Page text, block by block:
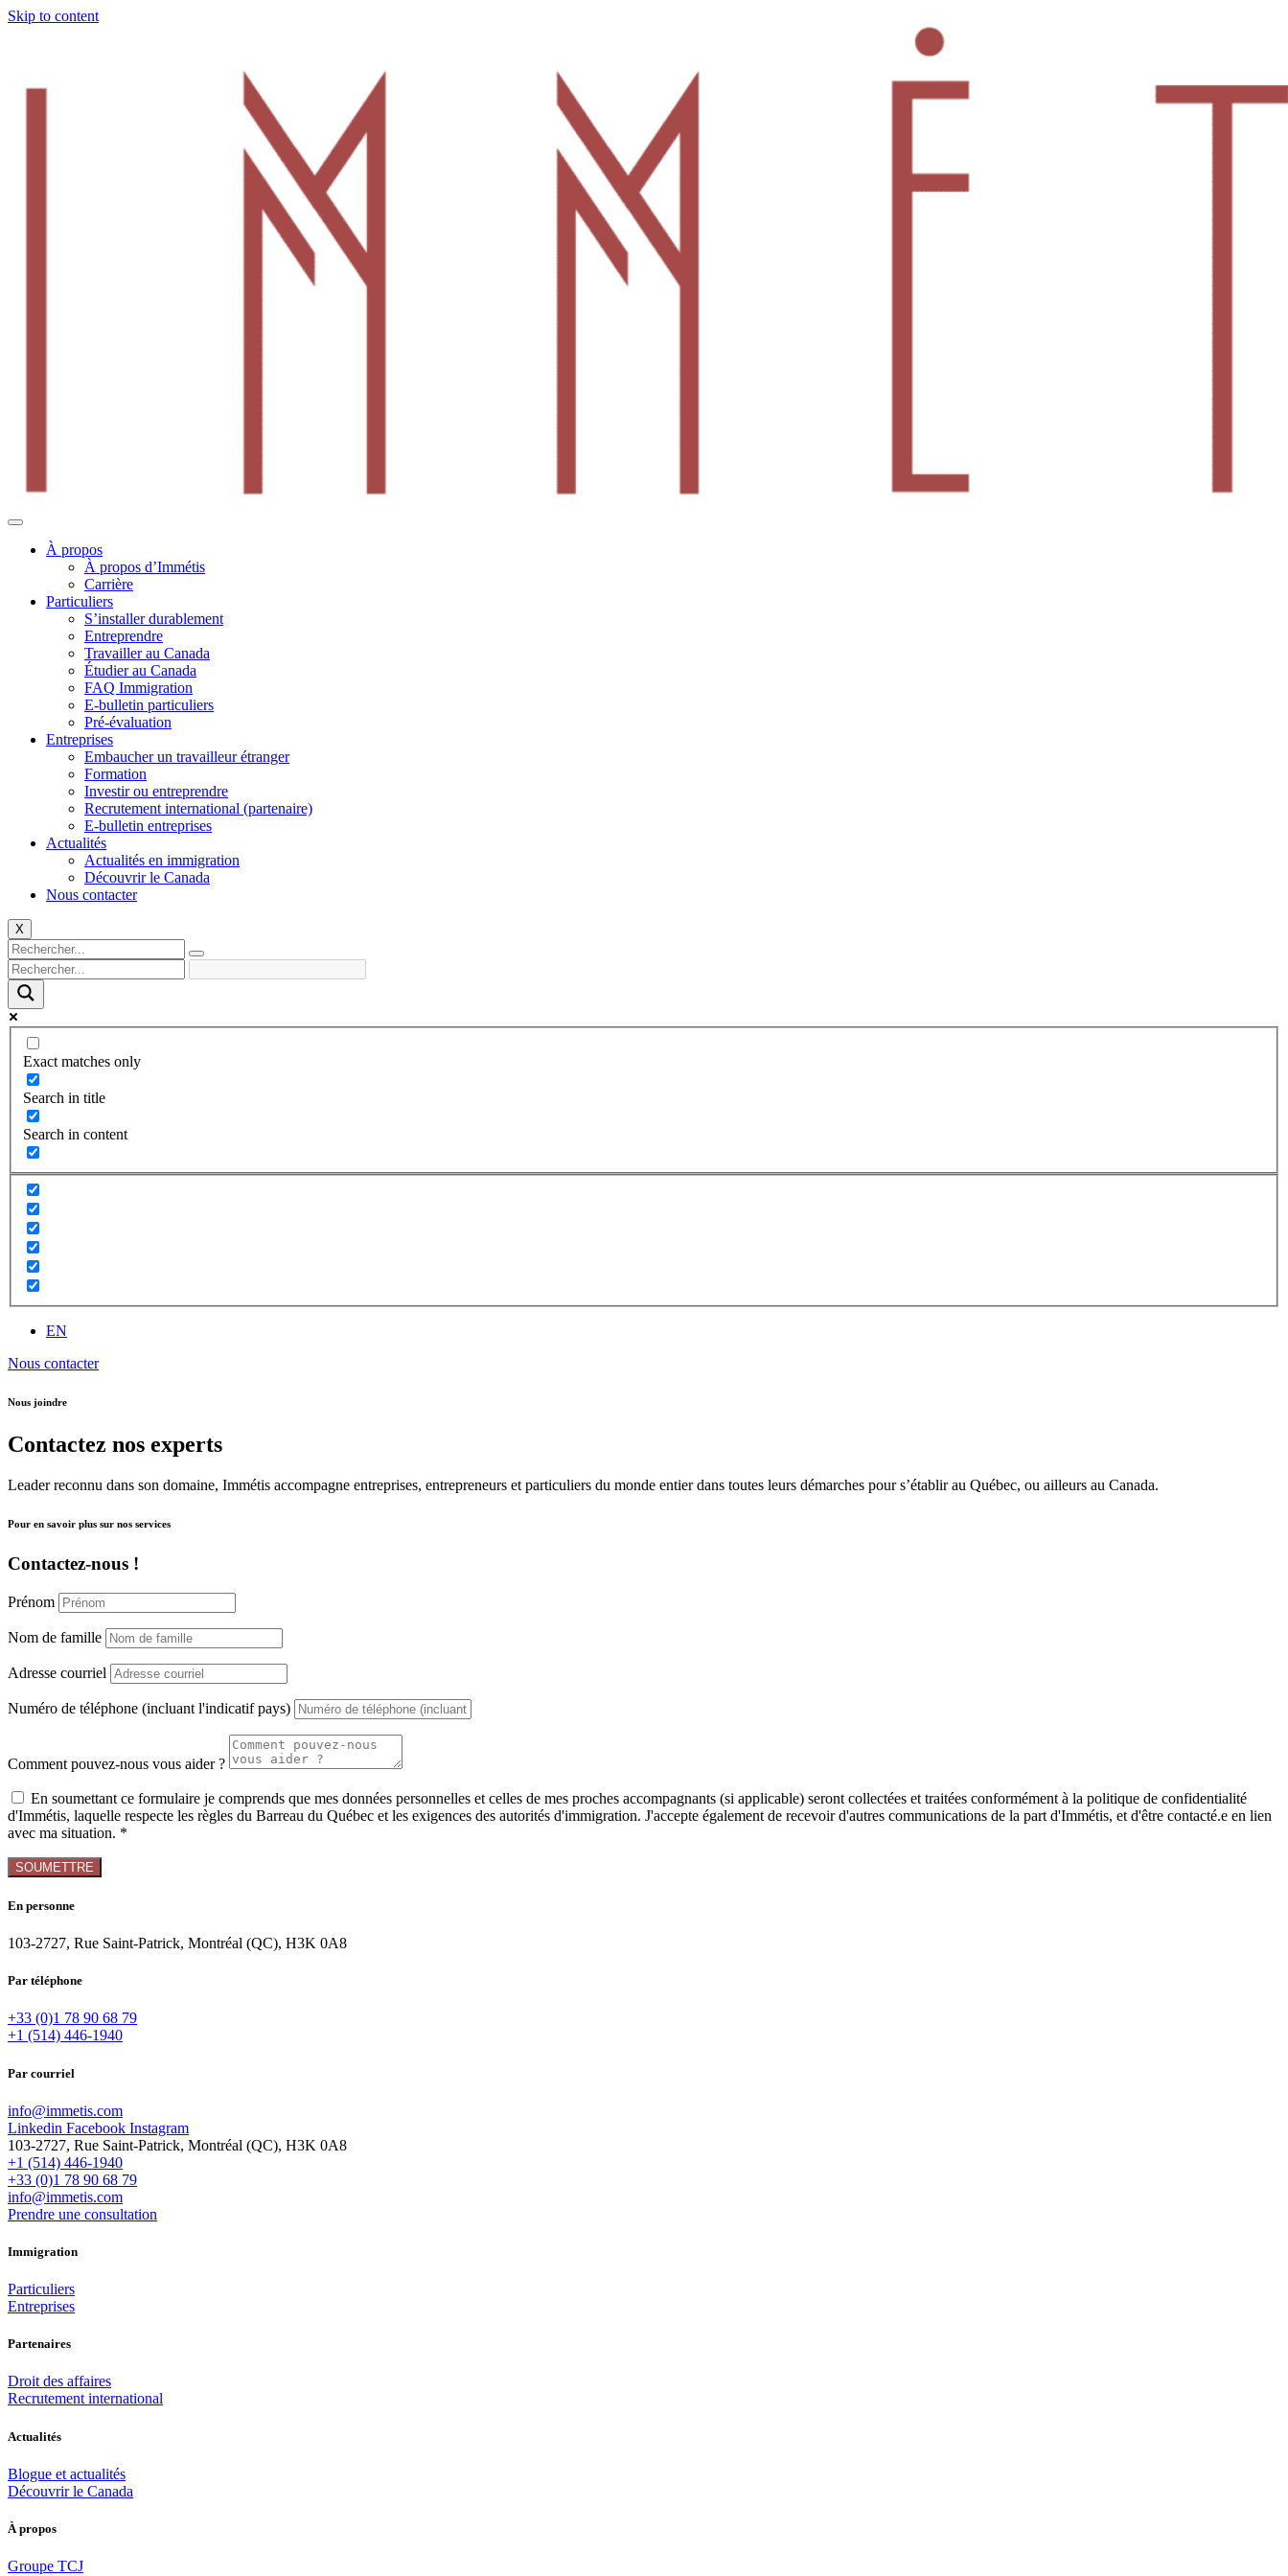
Skip to content
À propos
À propos d’Immétis
Carrière
Particuliers
S’installer durablement
Entreprendre
Travailler au Canada
Étudier au Canada
FAQ Immigration
E-bulletin particuliers
Pré-évaluation
Entreprises
Embaucher un travailleur étranger
Formation
Investir ou entreprendre
Recrutement international (partenaire)
E-bulletin entreprises
Actualités
Actualités en immigration
Découvrir le Canada
Nous contacter
X
Exact matches only
Search in title
Search in content
EN
Nous contacter
Nous joindre
Contactez nos experts
Leader reconnu dans son domaine, Immétis accompagne entreprises, entrepreneurs et particuliers du monde entier dans toutes leurs démarches pour s’établir au Québec, ou ailleurs au Canada.
Pour en savoir plus sur nos services
Contactez-nous !
Prénom
Nom de famille
Adresse courriel
Numéro de téléphone (incluant l'indicatif pays)
Comment pouvez-nous vous aider ?
En soumettant ce formulaire je comprends que mes données personnelles et celles de mes proches accompagnants (si applicable) seront collectées et traitées conformément à la politique de confidentialité
d'Immétis, laquelle respecte les règles du Barreau du Québec et les exigences des autorités d'immigration. J'accepte également de recevoir d'autres communications de la part d'Immétis, et d'être contacté.e en lien
avec ma situation. *
En personne
103-2727, Rue Saint-Patrick, Montréal (QC), H3K 0A8
Par téléphone
+33 (0)1 78 90 68 79
+1 (514) 446-1940
Par courriel
info@immetis.com
Linkedin Facebook Instagram
103-2727, Rue Saint-Patrick, Montréal (QC), H3K 0A8
+1 (514) 446-1940
+33 (0)1 78 90 68 79
info@immetis.com
Prendre une consultation
Immigration
Particuliers
Entreprises
Partenaires
Droit des affaires
Recrutement international
Actualités
Blogue et actualités
Découvrir le Canada
À propos
Groupe TCJ